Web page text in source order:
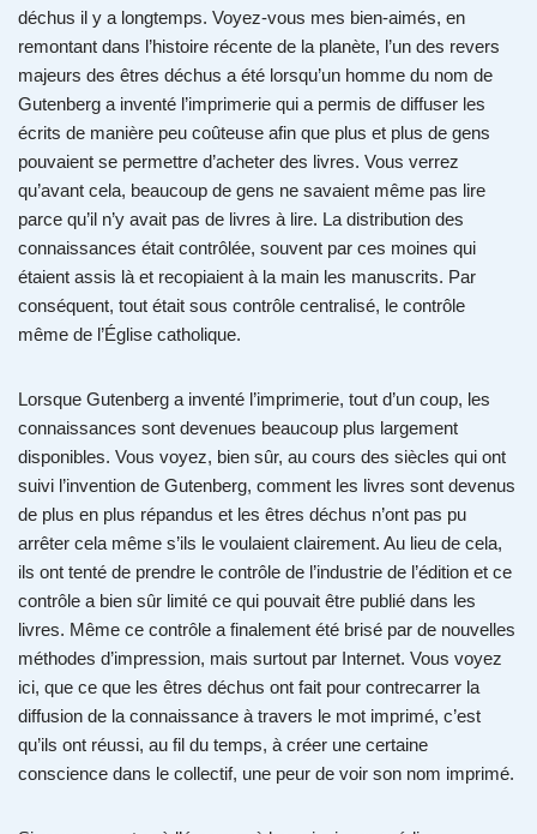
déchus il y a longtemps. Voyez-vous mes bien-aimés, en
remontant dans l’histoire récente de la planète, l’un des revers
majeurs des êtres déchus a été lorsqu’un homme du nom de
Gutenberg a inventé l’imprimerie qui a permis de diffuser les
écrits de manière peu coûteuse afin que plus et plus de gens
pouvaient se permettre d’acheter des livres. Vous verrez
qu’avant cela, beaucoup de gens ne savaient même pas lire
parce qu’il n’y avait pas de livres à lire. La distribution des
connaissances était contrôlée, souvent par ces moines qui
étaient assis là et recopiaient à la main les manuscrits. Par
conséquent, tout était sous contrôle centralisé, le contrôle
même de l’Église catholique.
Lorsque Gutenberg a inventé l’imprimerie, tout d’un coup, les
connaissances sont devenues beaucoup plus largement
disponibles. Vous voyez, bien sûr, au cours des siècles qui ont
suivi l’invention de Gutenberg, comment les livres sont devenus
de plus en plus répandus et les êtres déchus n’ont pas pu
arrêter cela même s’ils le voulaient clairement. Au lieu de cela,
ils ont tenté de prendre le contrôle de l’industrie de l’édition et ce
contrôle a bien sûr limité ce qui pouvait être publié dans les
livres. Même ce contrôle a finalement été brisé par de nouvelles
méthodes d’impression, mais surtout par Internet. Vous voyez
ici, que ce que les êtres déchus ont fait pour contrecarrer la
diffusion de la connaissance à travers le mot imprimé, c’est
qu’ils ont réussi, au fil du temps, à créer une certaine
conscience dans le collectif, une peur de voir son nom imprimé.